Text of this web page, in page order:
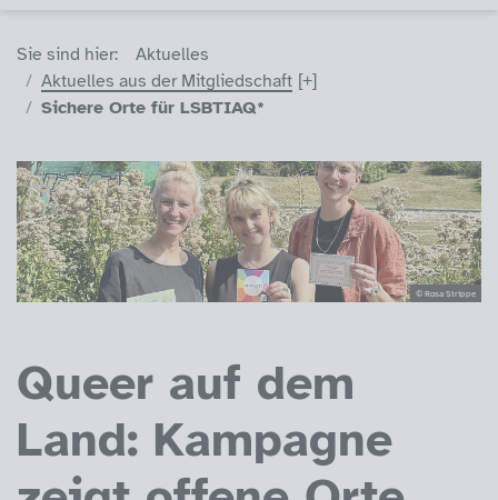
Sie sind hier (Breadcrumb)
Sie sind hier:
Aktuelles
Aktuelles aus der Mitgliedschaft
Sichere Orte für LSBTIAQ*
© Rosa Strippe
Queer auf dem
Land: Kampagne